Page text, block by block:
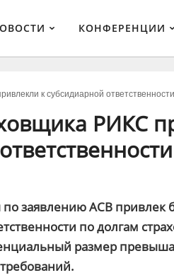
КОНФЕРЕНЦИИ
к субсидиарной
РИКС
заявлению АСВ привлек
по долгам
размер